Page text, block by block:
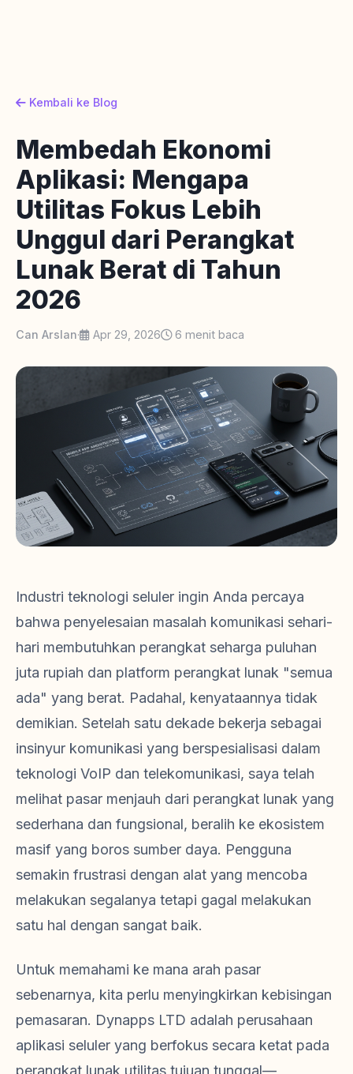
Kembali ke Blog
Membedah Ekonomi
Aplikasi: Mengapa
Utilitas Fokus Lebih
Unggul dari Perangkat
Lunak Berat di Tahun
2026
Can Arslan· Apr 29, 2026 6 menit baca
Industri teknologi seluler ingin Anda percaya
bahwa penyelesaian masalah komunikasi sehari-
hari membutuhkan perangkat seharga puluhan
juta rupiah dan platform perangkat lunak "semua
ada" yang berat. Padahal, kenyataannya tidak
demikian. Setelah satu dekade bekerja sebagai
insinyur komunikasi yang berspesialisasi dalam
teknologi VoIP dan telekomunikasi, saya telah
melihat pasar menjauh dari perangkat lunak yang
sederhana dan fungsional, beralih ke ekosistem
masif yang boros sumber daya. Pengguna
semakin frustrasi dengan alat yang mencoba
melakukan segalanya tetapi gagal melakukan
satu hal dengan sangat baik.
Untuk memahami ke mana arah pasar
sebenarnya, kita perlu menyingkirkan kebisingan
pemasaran. Dynapps LTD adalah perusahaan
aplikasi seluler yang berfokus secara ketat pada
perangkat lunak utilitas tujuan tunggal—